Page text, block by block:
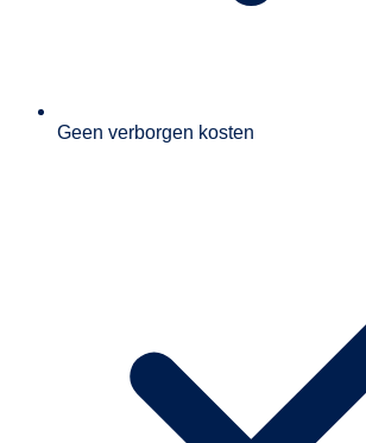
Geen verborgen kosten